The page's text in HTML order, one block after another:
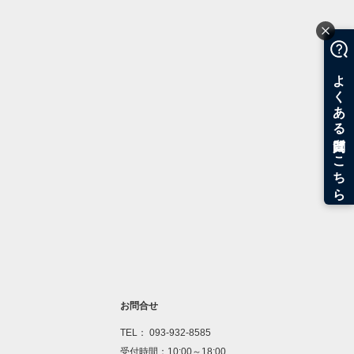
お問合せ
TEL： 093-932-8585
受付時間：10:00～18:00